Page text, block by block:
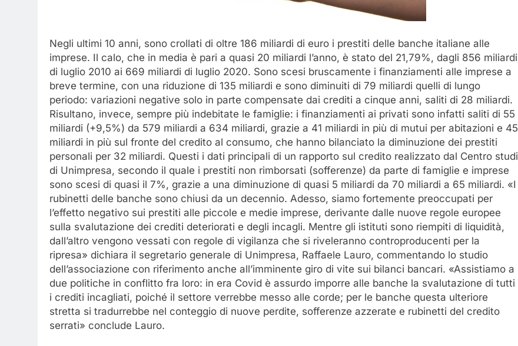
Negli ultimi 10 anni, sono crollati di oltre 186 miliardi di euro i prestiti delle banche italiane alle
imprese. Il calo, che in media è pari a quasi 20 miliardi l’anno, è stato del 21,79%, dagli 856 miliardi
di luglio 2010 ai 669 miliardi di luglio 2020. Sono scesi bruscamente i finanziamenti alle imprese a
breve termine, con una riduzione di 135 miliardi e sono diminuiti di 79 miliardi quelli di lungo
periodo: variazioni negative solo in parte compensate dai crediti a cinque anni, saliti di 28 miliardi.
Risultano, invece, sempre più indebitate le famiglie: i finanziamenti ai privati sono infatti saliti di 55
miliardi (+9,5%) da 579 miliardi a 634 miliardi, grazie a 41 miliardi in più di mutui per abitazioni e 45
miliardi in più sul fronte del credito al consumo, che hanno bilanciato la diminuzione dei prestiti
personali per 32 miliardi. Questi i dati principali di un rapporto sul credito realizzato dal Centro studi
di Unimpresa, secondo il quale i prestiti non rimborsati (sofferenze) da parte di famiglie e imprese
sono scesi di quasi il 7%, grazie a una diminuzione di quasi 5 miliardi da 70 miliardi a 65 miliardi. «I
rubinetti delle banche sono chiusi da un decennio. Adesso, siamo fortemente preoccupati per
l’effetto negativo sui prestiti alle piccole e medie imprese, derivante dalle nuove regole europee
sulla svalutazione dei crediti deteriorati e degli incagli. Mentre gli istituti sono riempiti di liquidità,
dall’altro vengono vessati con regole di vigilanza che si riveleranno controproducenti per la
ripresa» dichiara il segretario generale di Unimpresa, Raffaele Lauro, commentando lo studio
dell’associazione con riferimento anche all’imminente giro di vite sui bilanci bancari. «Assistiamo a
due politiche in conflitto fra loro: in era Covid è assurdo imporre alle banche la svalutazione di tutti
i crediti incagliati, poiché il settore verrebbe messo alle corde; per le banche questa ulteriore
stretta si tradurrebbe nel conteggio di nuove perdite, sofferenze azzerate e rubinetti del credito
serrati» conclude Lauro.